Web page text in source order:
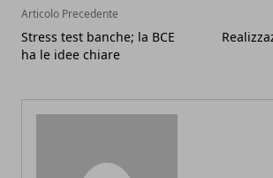
Articolo Precedente
Stress test banche; la BCE
ha le idee chiare